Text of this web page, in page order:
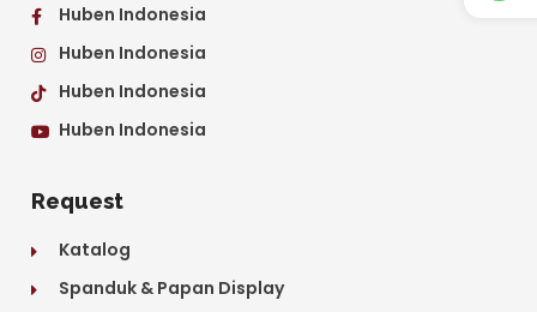
Huben Indonesia
Huben Indonesia
Huben Indonesia
Huben Indonesia
Request
Katalog
Spanduk & Papan Display